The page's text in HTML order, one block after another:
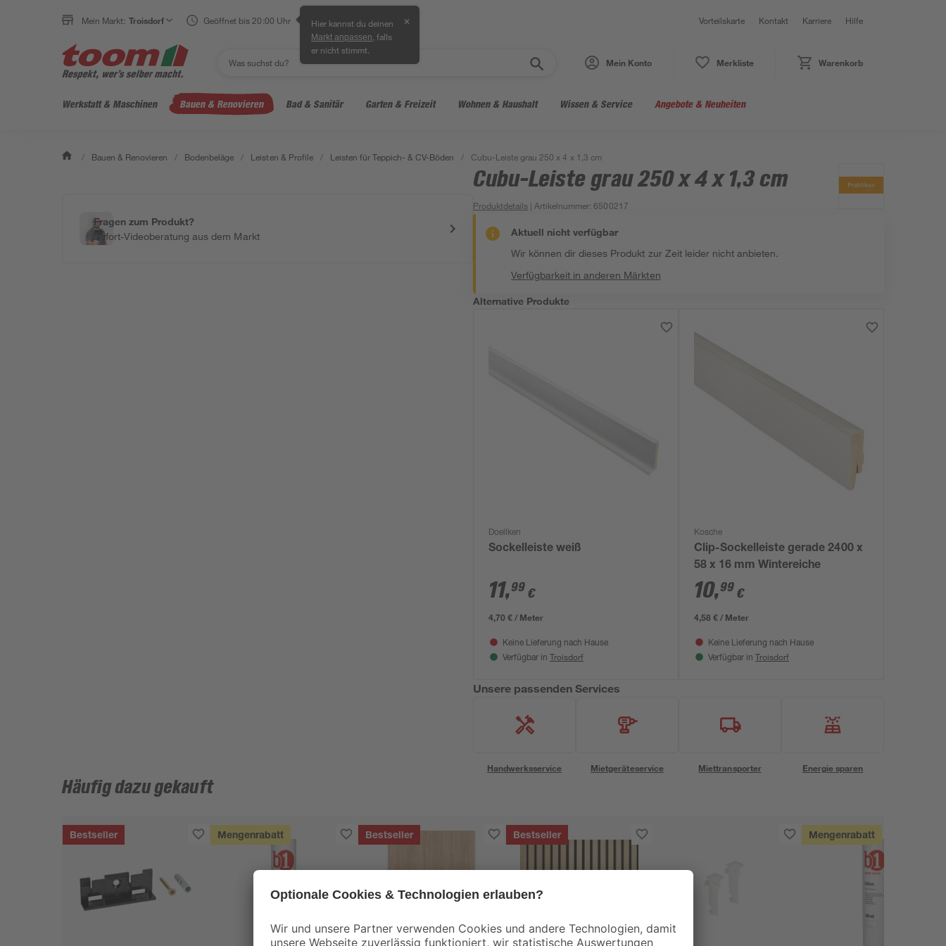
Mein Markt: Troisdorf Geöffnet bis 20:00 Uhr Hier kannst du deinen
Markt anpassen , falls
er nicht stimmt.
✕ Vorteilskarte Kontakt Karriere Hilfe
Mein Konto Merkliste Warenkorb
Werkstatt & Maschinen Bauen & Renovieren Bad & Sanitär Garten & Freizeit Wohnen & Haushalt Wissen & Service Angebote & Neuheiten
/ Bauen & Renovieren / Bodenbeläge / Leisten & Profile / Leisten für Teppich- & CV-Böden / Cubu-Leiste grau 250 x 4 x 1,3 cm
Fragen zum Produkt?
Sofort-Videoberatung aus dem Markt
Cubu-Leiste grau 250 x 4 x 1,3 cm
Produktdetails | Artikelnummer:6500217
Aktuell nicht verfügbar
Wir können dir dieses Produkt zur Zeit leider nicht anbieten.
Verfügbarkeit in anderen Märkten
Alternative Produkte
Doellken
Sockelleiste weiß
11,99 €
4,70 € / Meter
Keine Lieferung nach Hause
Verfügbar in Troisdorf
Kosche
Clip-Sockelleiste gerade 2400 x
58 x 16 mm Wintereiche
10,99 €
4,58 € / Meter
Keine Lieferung nach Hause
Verfügbar in Troisdorf
Unsere passenden Services
Handwerksservice Mietgeräteservice Miettransporter Energie sparen
Häufig dazu gekauft
Bestseller Mengenrabatt Bestseller Bestseller Mengenrabatt